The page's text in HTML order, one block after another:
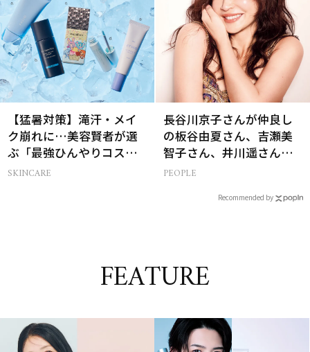
【猛暑対策】滝汗・メイ
ク崩れに…美容賢者が選
ぶ「最強ひんやりコス
メ」26選
SKINCARE
長谷川京子さんが仲良し
の板谷由夏さん、吉瀬美
智子さん、井川遥さんと
集まる理由は…
PEOPLE
Recommended by
FEATURE